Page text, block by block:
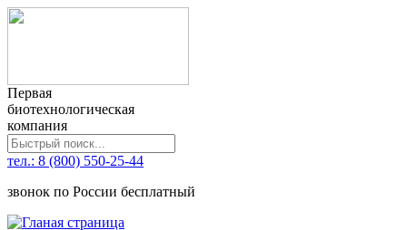
Первая
биотехнологическая
компания
тел.: 8 (800) 550-25-44
звонок по России бесплатный